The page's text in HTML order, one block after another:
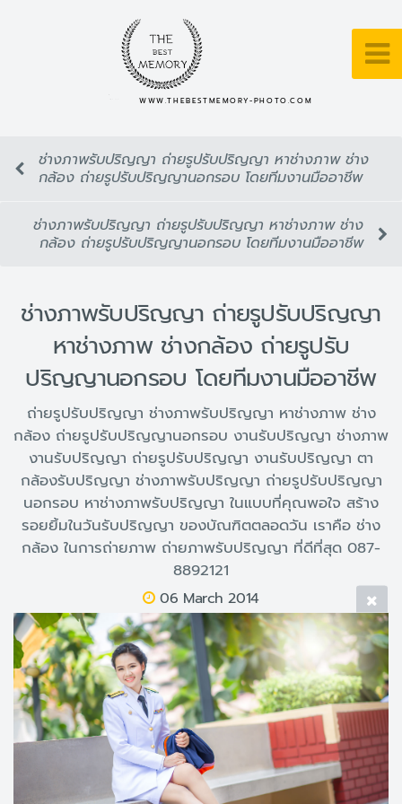
WWW.THEBESTMEMORY-PHOTO.COM
ช่างภาพรับปริญญา ถ่ายรูปรับปริญญา หาช่างภาพ ช่าง
กล้อง ถ่ายรูปรับปริญญานอกรอบ โดยทีมงานมืออาชีพ
ช่างภาพรับปริญญา ถ่ายรูปรับปริญญา หาช่างภาพ ช่าง
กล้อง ถ่ายรูปรับปริญญานอกรอบ โดยทีมงานมืออาชีพ
ช่างภาพรับปริญญา ถ่ายรูปรับปริญญา
หาช่างภาพ ช่างกล้อง ถ่ายรูปรับ
ปริญญานอกรอบ โดยทีมงานมืออาชีพ
ถ่ายรูปรับปริญญา ช่างภาพรับปริญญา หาช่างภาพ ช่าง
กล้อง ถ่ายรูปรับปริญญานอกรอบ งานรับปริญญา ช่างภาพ
งานรับปริญญา ถ่ายรูปรับปริญญา งานรับปริญญา ตา
กล้องรับปริญญา ช่างภาพรับปริญญา ถ่ายรูปรับปริญญา
นอกรอบ หาช่างภาพรับปริญญา ในแบบที่คุณพอใจ สร้าง
รอยยิ้มในวันรับปริญญา ของบัณฑิตตลอดวัน เราคือ ช่าง
กล้อง ในการถ่ายภาพ ถ่ายภาพรับปริญญา ที่ดีที่สุด 087-
8892121
06 March 2014